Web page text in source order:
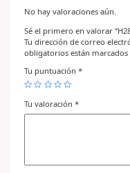
No hay valoraciones aún.
Sé el primero en valorar
Tu dirección de correo
obligatorios están marcados
Tu puntuación *
Tu valoración *